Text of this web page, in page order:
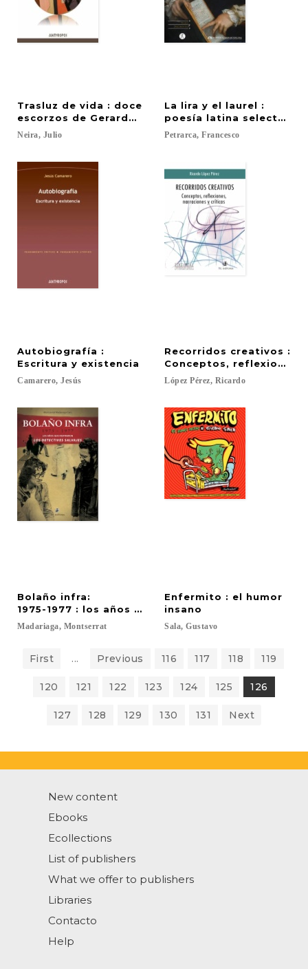
Trasluz de vida : doce
escorzos de Gerardo Diego
Neira, Julio
La lira y el laurel :
poesía latina selecta
Petrarca, Francesco
Autobiografía :
Escritura y existencia
Camarero, Jesús
Recorridos creativos :
Conceptos, reflexiones,
López Pérez, Ricardo
Bolaño infra:
1975-1977 : los años que inspiraron Los detectives
Madariaga, Montserrat
Enfermito : el humor
insano
Sala, Gustavo
First ... Previous 116 117 118 119
120 121 122 123 124 125 126
127 128 129 130 131 Next
New content
Ebooks
Ecollections
List of publishers
What we offer to publishers
Libraries
Contacto
Help